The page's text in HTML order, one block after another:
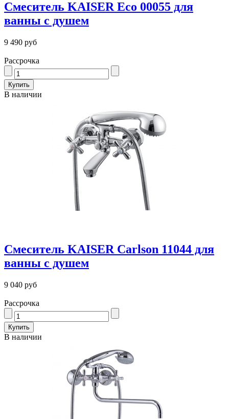
Смеситель KAISER Eco 00055 для
ванны с душем
9 490 руб
Рассрочка
В наличии
Смеситель KAISER Carlson 11044 для
ванны с душем
9 040 руб
Рассрочка
В наличии